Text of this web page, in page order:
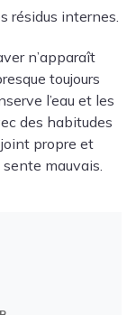
résidus internes.
n’apparaît
toujours
l’eau et les
des habitudes
propre et
mauvais.